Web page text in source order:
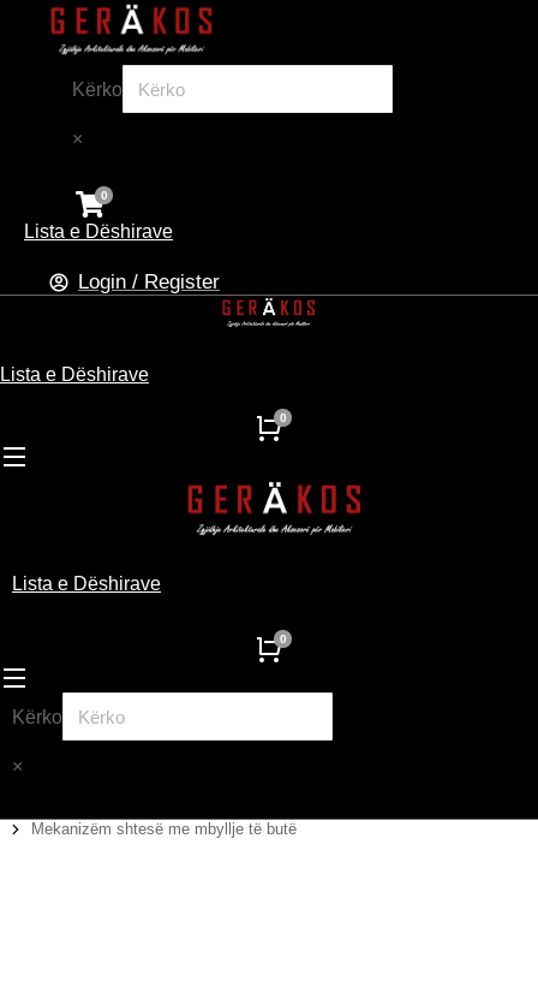
Kërko
×
Lista e Dëshirave
Login / Register
Lista e Dëshirave
Lista e Dëshirave
Kërko
×
You are here:
Mekanizëm shtesë me mbyllje të butë